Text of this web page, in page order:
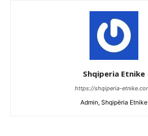
Shqiperia Etnike
https://shqiperia-
Admin, Shqipëria Etnike